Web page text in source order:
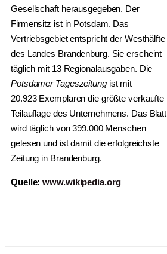
Gesellschaft herausgegeben. Der
Firmensitz ist in Potsdam. Das
Vertriebsgebiet entspricht der Westhälfte
des Landes Brandenburg. Sie erscheint
täglich mit 13 Regionalausgaben. Die
Potsdamer Tageszeitungist mit
20.923 Exemplaren die größte verkaufte
Teilauflage des Unternehmens. Das Blatt
wird täglich von 399.000 Menschen
gelesen und ist damit die erfolgreichste
Zeitung in Brandenburg.
Quelle:www.wikipedia.org